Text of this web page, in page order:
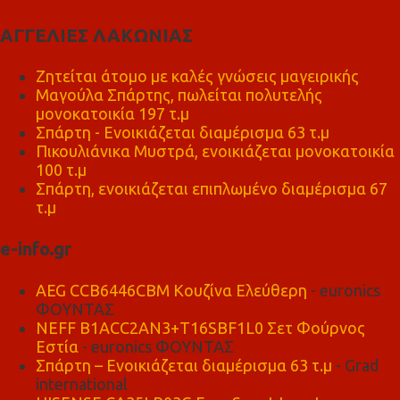
ΑΓΓΕΛΙΕΣ ΛΑΚΩΝΙΑΣ
Ζητείται άτομο με καλές γνώσεις μαγειρικής
Μαγούλα Σπάρτης, πωλείται πολυτελής
μονοκατοικία 197 τ.μ
Σπάρτη - Ενοικιάζεται διαμέρισμα 63 τ.μ
Πικουλιάνικα Μυστρά, ενοικιάζεται μονοκατοικία
100 τ.μ
Σπάρτη, ενοικιάζεται επιπλωμένο διαμέρισμα 67
τ.μ
e-info.gr
AEG CCB6446CBM Κουζίνα Ελεύθερη - euronics
ΦΟΥΝΤΑΣ
NEFF B1ACC2AN3+T16SBF1L0 Σετ Φούρνος
Εστία - euronics ΦΟΥΝΤΑΣ
Σπάρτη – Ενοικιάζεται διαμέρισμα 63 τ.μ - Grad
international